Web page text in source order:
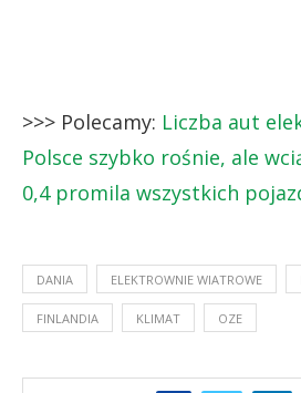
>>> Polecamy: Liczba aut
Polsce szybko rośnie, ale
0,4 promila wszystkich
DANIA ELEKTROWNIE WIATROWE
FINLANDIA KLIMAT OZE